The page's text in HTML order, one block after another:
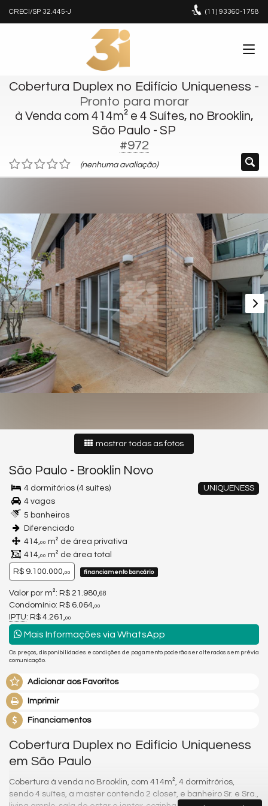
CRECI/SP 32.445-J (11) 93360-1758
Cobertura Duplex no Edifício Uniqueness -
Pronto para morar
à Venda com 414m² e 4 Suítes, no Brooklin,
São Paulo - SP
#972
(nenhuma avaliação)
mostrar todas as fotos
São Paulo - Brooklin Novo
UNIQUENESS
4 dormitórios (4 suítes)
4 vagas
5 banheiros
Diferenciado
414,00 m² de área privativa
414,00 m² de área total
R$ 9.100.000,00 financiamento bancário
Valor por m²: R$ 21.980, 68
Condomínio: R$ 6.064, 00
IPTU: R$ 4.261, 00
Mais Informações via WhatsApp
Os preços, disponibilidades e condições de pagamento poderão ser alterados sem prévia
comunicação.
Adicionar aos Favoritos
Imprimir
Financiamentos
Cobertura Duplex no Edifício Uniqueness
em São Paulo
Cobertura à venda no Brooklin, com 414m², 4 dormitrórios,
sendo 4 suítes, a master contendo 2 closet, e banheiro Sr. e Sra.,